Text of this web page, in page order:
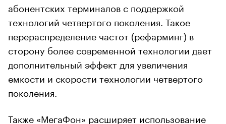
абонентских терминалов с поддержкой
технологий четвертого поколения. Такое
перераспределение частот (рефарминг) в
сторону более современной технологии дает
дополнительный эффект для увеличения
емкости и скорости технологии четвертого
поколения.
Также «МегаФон» расширяет использование